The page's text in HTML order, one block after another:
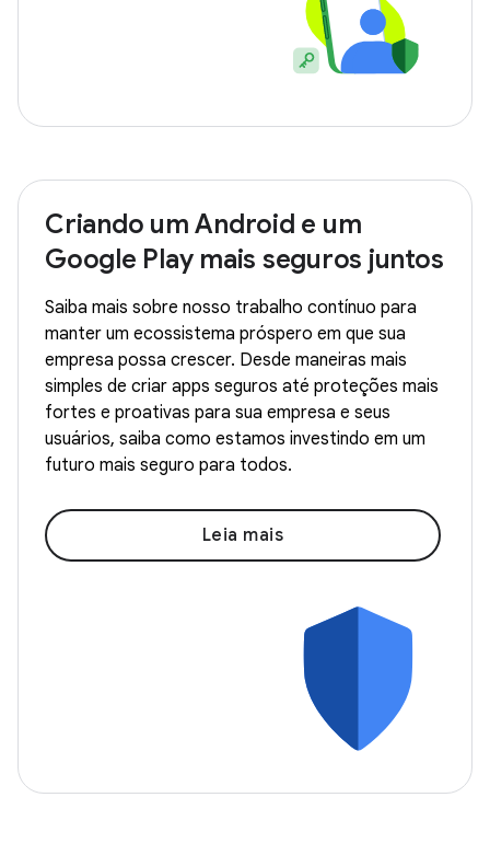
Criando um Android e um
Google Play mais seguros juntos
Saiba mais sobre nosso trabalho contínuo para
manter um ecossistema próspero em que sua
empresa possa crescer. Desde maneiras mais
simples de criar apps seguros até proteções mais
fortes e proativas para sua empresa e seus
usuários, saiba como estamos investindo em um
futuro mais seguro para todos.
Leia mais